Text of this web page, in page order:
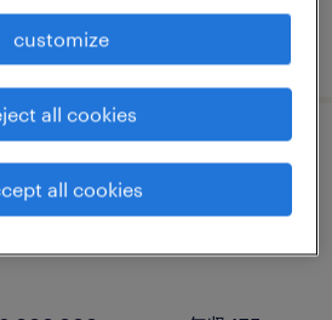
製造業／オープンポジシ
埼玉県）
customize
all cookies
all cookies